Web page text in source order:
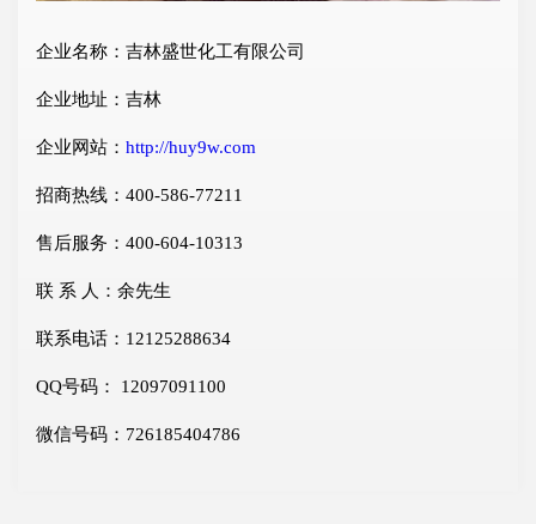
企业名称：吉林盛世化工有限公司
企业地址：吉林
企业网站： http://huy9w.com
招商热线：400-586-77211
售后服务：400-604-10313
联 系 人：余先生
联系电话：12125288634
QQ号码： 12097091100
微信号码：726185404786